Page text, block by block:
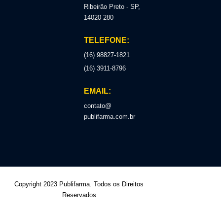
Ribeirão Preto - SP,
14020-280
TELEFONE:
(16) 98827-1821
(16) 3911-8796
EMAIL:
contato@
publifarma.com.br
Copyright 2023 Publifarma. Todos os Direitos
Reservados